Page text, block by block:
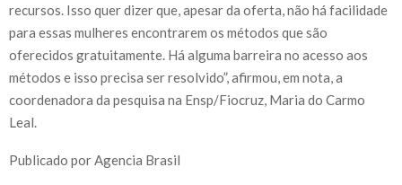
recursos. Isso quer dizer que, apesar da oferta, não há facilidade
para essas mulheres encontrarem os métodos que são
oferecidos gratuitamente. Há alguma barreira no acesso aos
métodos e isso precisa ser resolvido”, afirmou, em nota, a
coordenadora da pesquisa na Ensp/Fiocruz, Maria do Carmo
Leal.
Publicado por Agencia Brasil